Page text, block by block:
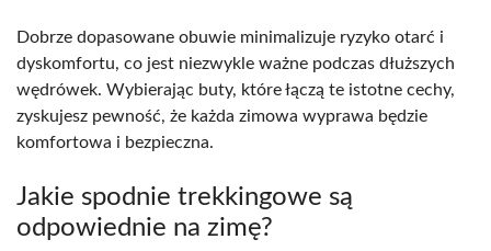
Dobrze dopasowane obuwie minimalizuje ryzyko otarć i
dyskomfortu, co jest niezwykle ważne podczas dłuższych
wędrówek. Wybierając buty, które łączą te istotne cechy,
zyskujesz pewność, że każda zimowa wyprawa będzie
komfortowa i bezpieczna.
Jakie spodnie trekkingowe są
odpowiednie na zimę?